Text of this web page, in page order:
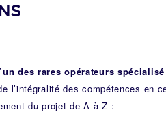
des rares opérateurs
l’intégralité des compétences en
du projet de A à Z :